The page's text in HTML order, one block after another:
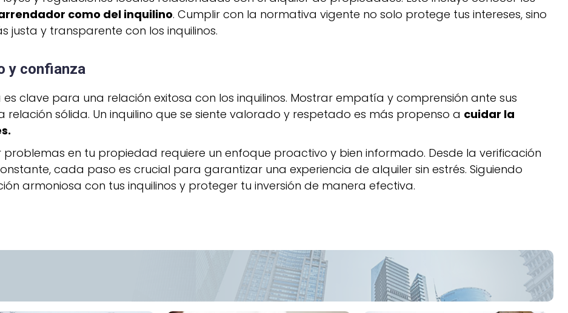
como del inquilino. Cumplir con la normativa vigente no solo protege tus intereses, sino
y transparente con los inquilinos.
y confianza
clave para una relación exitosa con los inquilinos. Mostrar empatía y comprensión ante sus
sólida. Un inquilino que se siente valorado y respetado es más propenso a cuidar la
problemas en tu propiedad requiere un enfoque proactivo y bien informado. Desde la verificación
cada paso es crucial para garantizar una experiencia de alquiler sin estrés. Siguiendo
armoniosa con tus inquilinos y proteger tu inversión de manera efectiva.